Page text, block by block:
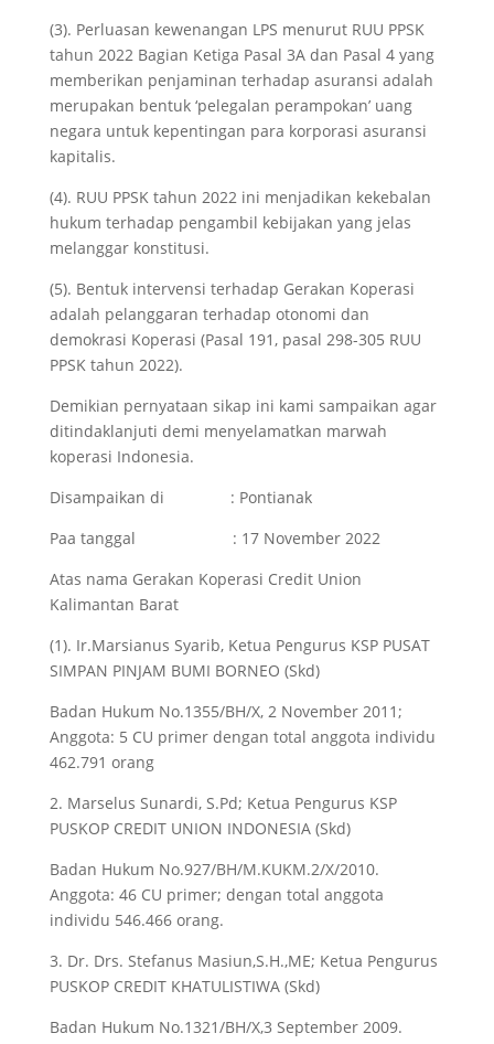
(3). Perluasan kewenangan LPS menurut RUU PPSK
tahun 2022 Bagian Ketiga Pasal 3A dan Pasal 4 yang
memberikan penjaminan terhadap asuransi adalah
merupakan bentuk ‘pelegalan perampokan’ uang
negara untuk kepentingan para korporasi asuransi
kapitalis.
(4). RUU PPSK tahun 2022 ini menjadikan kekebalan
hukum terhadap pengambil kebijakan yang jelas
melanggar konstitusi.
(5). Bentuk intervensi terhadap Gerakan Koperasi
adalah pelanggaran terhadap otonomi dan
demokrasi Koperasi (Pasal 191, pasal 298-305 RUU
PPSK tahun 2022).
Demikian pernyataan sikap ini kami sampaikan agar
ditindaklanjuti demi menyelamatkan marwah
koperasi Indonesia.
Disampaikan di : Pontianak
Paa tanggal : 17 November 2022
Atas nama Gerakan Koperasi Credit Union
Kalimantan Barat
(1). Ir.Marsianus Syarib, Ketua Pengurus KSP PUSAT
SIMPAN PINJAM BUMI BORNEO (Skd)
Badan Hukum No.1355/BH/X, 2 November 2011;
Anggota: 5 CU primer dengan total anggota individu
462.791 orang
2. Marselus Sunardi, S.Pd; Ketua Pengurus KSP
PUSKOP CREDIT UNION INDONESIA (Skd)
Badan Hukum No.927/BH/M.KUKM.2/X/2010.
Anggota: 46 CU primer; dengan total anggota
individu 546.466 orang.
3. Dr. Drs. Stefanus Masiun,S.H.,ME; Ketua Pengurus
PUSKOP CREDIT KHATULISTIWA (Skd)
Badan Hukum No.1321/BH/X,3 September 2009.